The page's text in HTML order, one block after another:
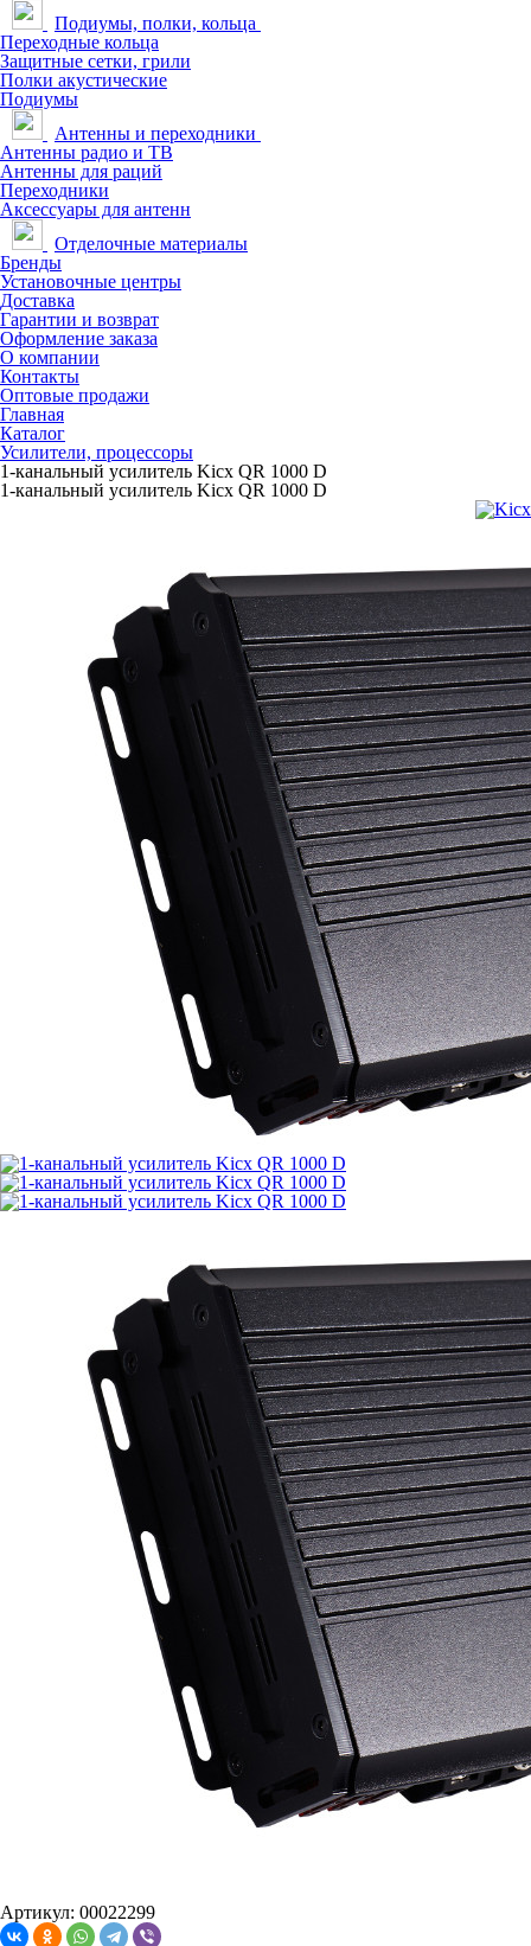
Подиумы, полки, кольца
Переходные кольца
Защитные сетки, грили
Полки акустические
Подиумы
Антенны и переходники
Антенны радио и ТВ
Антенны для раций
Переходники
Аксессуары для антенн
Отделочные материалы
Бренды
Установочные центры
Доставка
Гарантии и возврат
Оформление заказа
О компании
Контакты
Оптовые продажи
Главная
Каталог
Усилители, процессоры
1-канальный усилитель Kicx QR 1000 D
1-канальный усилитель Kicx QR 1000 D
Артикул: 00022299